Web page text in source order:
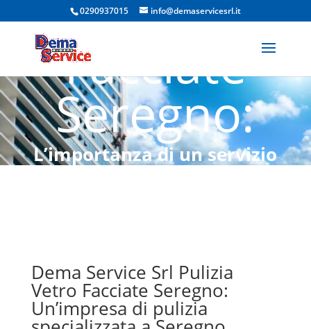
0290937015 info@demaservicesrl.it
Vetro
Facciate
Seregno:
L’importanza di un servizio
professionale
Dema Service Srl Pulizia
Vetro Facciate Seregno:
Un’impresa di pulizia